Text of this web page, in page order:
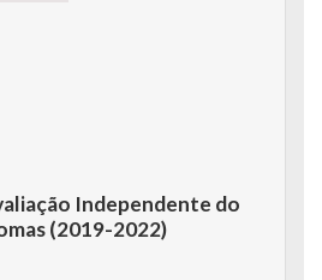
Independente do
(2019-2022)